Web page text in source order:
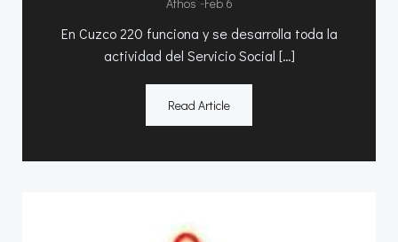
Athos Feb 6
En Cuzco 220 funciona y se desarrolla toda la
actividad del Servicio Social […]
Read Article